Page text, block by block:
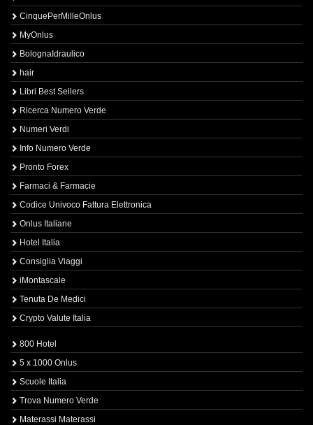
CinquePerMilleOnlus
MyOnlus
BolognaIdraulico
hair
Libri Best Sellers
Ricerca Numero Verde
Numeri Verdi
Info Numero Verde
Pronto Forex
Farmaci & Farmacie
Codice Univoco Fattura Elettronica
Onlus Italiane
Hotel Italia
Consiglia Viaggi
iMontascale
Tenuta De Medici
Crypto Valute Italia
800 Hotel
5 x 1000 Onlus
Scuole Italia
Trova Numero Verde
Materassi Materassi